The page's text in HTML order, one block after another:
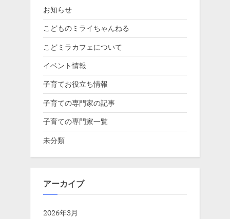
お知らせ
こどものミライちゃんねる
こどミラカフェについて
イベント情報
子育てお役立ち情報
子育ての専門家の記事
子育ての専門家一覧
未分類
アーカイブ
2026年3月